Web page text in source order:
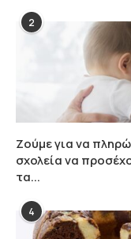
2
Ζούμε για να
σχολεία να
τα...
4